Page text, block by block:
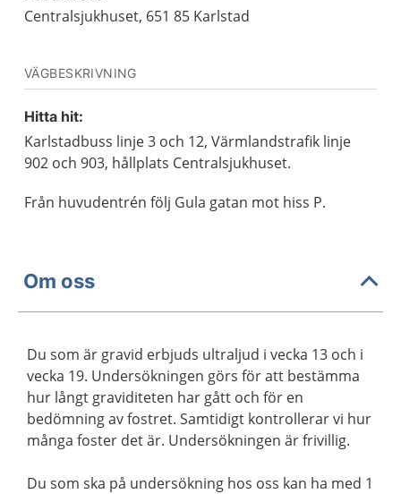
Centralsjukhuset, 651 85 Karlstad
VÄGBESKRIVNING
Hitta hit:
Karlstadbuss linje 3 och 12, Värmlandstrafik linje
902 och 903, hållplats Centralsjukhuset.
Från huvudentrén följ Gula gatan mot hiss P.
Om oss
Du som är gravid erbjuds ultraljud i vecka 13 och i
vecka 19. Undersökningen görs för att bestämma
hur långt graviditeten har gått och för en
bedömning av fostret. Samtidigt kontrollerar vi hur
många foster det är. Undersökningen är frivillig.
Du som ska på undersökning hos oss kan ha med 1